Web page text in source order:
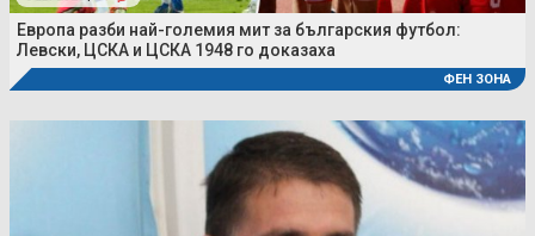
Европа разби най-големия мит за българския футбол:
Левски, ЦСКА и ЦСКА 1948 го доказаха
ФЕН ЗОНА